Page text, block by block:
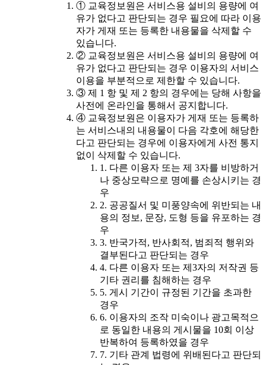
① 교육정보원은 서비스용 설비의 용량에 여
유가 없다고 판단되는 경우 필요에 따라 이용
자가 게재 또는 등록한 내용물을 삭제할 수
있습니다.
② 교육정보원은 서비스용 설비의 용량에 여
유가 없다고 판단되는 경우 이용자의 서비스
이용을 부분적으로 제한할 수 있습니다.
③ 제 1 항 및 제 2 항의 경우에는 당해 사항을
사전에 온라인을 통해서 공지합니다.
④ 교육정보원은 이용자가 게재 또는 등록하
는 서비스내의 내용물이 다음 각호에 해당한
다고 판단되는 경우에 이용자에게 사전 통지
없이 삭제할 수 있습니다.
1. 다른 이용자 또는 제 3자를 비방하거
나 중상모략으로 명예를 손상시키는 경
우
2. 공공질서 및 미풍양속에 위반되는 내
용의 정보, 문장, 도형 등을 유포하는 경
우
3. 반국가적, 반사회적, 범죄적 행위와
결부된다고 판단되는 경우
4. 다른 이용자 또는 제3자의 저작권 등
기타 권리를 침해하는 경우
5. 게시 기간이 규정된 기간을 초과한
경우
6. 이용자의 조작 미숙이나 광고목적으
로 동일한 내용의 게시물을 10회 이상
반복하여 등록하였을 경우
7. 기타 관계 법령에 위배된다고 판단되